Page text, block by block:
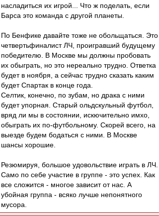
насладиться их игрой... Что ж поделать, если
Барса это команда с другой планеты.
По Бенфике давайте тоже не обольщаться. Это
четвертьфиналист ЛЧ, проигравший будущему
победителю. В Москве мы должны пробовать
их обыграть, но это нереально трудно. Ответка
будет в ноября, а сейчас трудно сказать каким
будет Спартак в конце года.
Селтик, конечно, по зубам, но драка с ними
будет упорная. Старый ольдскульный футбол,
вряд ли мы в состоянии, искючительно имхо,
обыграть их по-футбольному. Скорей всего, на
выезде будем бодаться с ними. В Москве
шансы хорошие.
Резюмируя, большое удовольствие играть в ЛЧ.
Само по себе участие в группе - это успех. Как
все сложится - многое зависит от нас. А
убойная группа - всяко лучше непонятного
мусора.